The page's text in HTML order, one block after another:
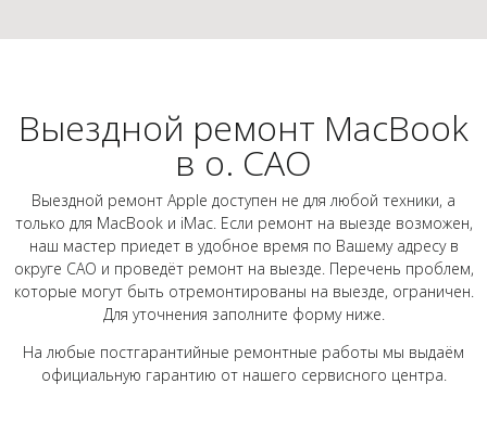
Выездной ремонт MacBook
в о. САО
Выездной ремонт Apple доступен не для любой техники, а
только для MacBook и iMac. Если ремонт на выезде возможен,
наш мастер приедет в удобное время по Вашему адресу в
округе САО и проведёт ремонт на выезде. Перечень проблем,
которые могут быть отремонтированы на выезде, ограничен.
Для уточнения заполните форму ниже.
На любые постгарантийные ремонтные работы мы выдаём
официальную гарантию от нашего сервисного центра.